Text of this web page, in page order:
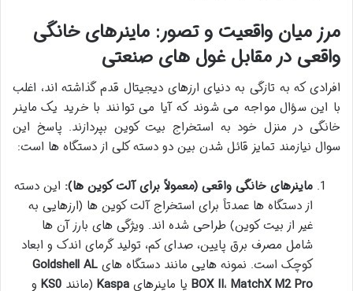
مرز میان واقعیت و تصور: ماینرهای خانگی
واقعی در مقابل غول های صنعتی
افرادی که به تازگی به دنیای ارزهای دیجیتال قدم گذاشته اند، اغلب
با این سؤال مواجه می شوند که آیا می توانند با خرید یک ماینر
خانگی در منزل خود به استخراج بیت کوین بپردازند. پاسخ این
سوال نیازمند تمایز قائل شدن بین دو دسته کلی از دستگاه ها است:
ماینرهای خانگی واقعی (معمولاً برای آلت کوین ها): این دسته
از دستگاه ها عمدتاً برای استخراج آلت کوین ها (ارزهایی به
غیر از بیت کوین) طراحی شده اند. ویژگی های بارز آن ها
شامل مصرف برق پایین، صدای کم، تولید گرمای اندک و ابعاد
کوچک است. نمونه هایی مانند دستگاه های Goldshell AL
BOX II، MatchX M2 Pro یا ماینرهای Kaspa (مانند KS0 و